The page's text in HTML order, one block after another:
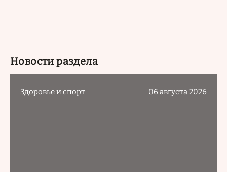
Новости раздела
Здоровье и спорт 06 августа 2026